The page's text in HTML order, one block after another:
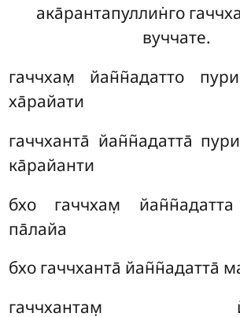
ака̄рантапуллин̇го
вуччате.
гаччхам̣ йан̃н̃адатто
ха̄райати
гаччханта̄ йан̃н̃адатта̄
ка̄райанти
бхо гаччхам̣
па̄лайа
бхо гаччханта̄ йан̃н̃адатта̄
гаччхантам̣